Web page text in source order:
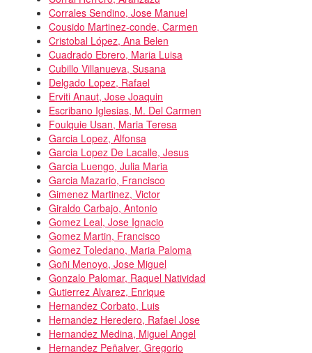
Corrales Sendino, Jose Manuel
Cousido Martinez-conde, Carmen
Cristobal López, Ana Belen
Cuadrado Ebrero, Maria Luisa
Cubillo Villanueva, Susana
Delgado Lopez, Rafael
Erviti Anaut, Jose Joaquin
Escribano Iglesias, M. Del Carmen
Foulquie Usan, Maria Teresa
Garcia Lopez, Alfonsa
Garcia Lopez De Lacalle, Jesus
Garcia Luengo, Julia Maria
Garcia Mazario, Francisco
Gimenez Martinez, Victor
Giraldo Carbajo, Antonio
Gomez Leal, Jose Ignacio
Gomez Martin, Francisco
Gomez Toledano, Maria Paloma
Goñi Menoyo, Jose Miguel
Gonzalo Palomar, Raquel Natividad
Gutierrez Alvarez, Enrique
Hernandez Corbato, Luis
Hernandez Heredero, Rafael Jose
Hernandez Medina, Miguel Angel
Hernandez Peñalver, Gregorio